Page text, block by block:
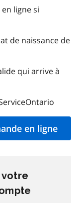
ligne si
de naissance de
qui arrive à
en ligne